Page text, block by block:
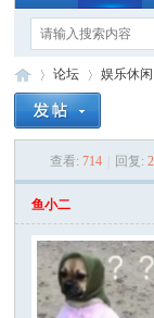
论坛
›
娱乐休闲
›
查看: 714 回复: 2
鱼小二